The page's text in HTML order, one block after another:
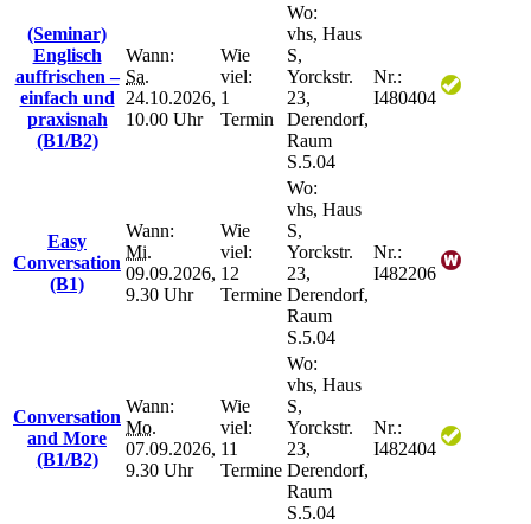
(Seminar)
Englisch
auffrischen –
einfach und
praxisnah
(B1/B2)
Wann:
Sa.
24.10.2026,
10.00 Uhr
Wie
viel:
1
Termin
Wo:
vhs, Haus
S,
Yorckstr.
23,
Derendorf,
Raum
S.5.04
Nr.:
I480404
Easy
Conversation
(B1)
Wann:
Mi.
09.09.2026,
9.30 Uhr
Wie
viel:
12
Termine
Wo:
vhs, Haus
S,
Yorckstr.
23,
Derendorf,
Raum
S.5.04
Nr.:
I482206
Conversation
and More
(B1/B2)
Wann:
Mo.
07.09.2026,
9.30 Uhr
Wie
viel:
11
Termine
Wo:
vhs, Haus
S,
Yorckstr.
23,
Derendorf,
Raum
S.5.04
Nr.:
I482404